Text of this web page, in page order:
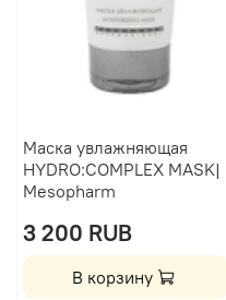
Маска увлажняющая
HYDRO:COMPLEX MASK|
Mesopharm
3 200 RUB
В корзину